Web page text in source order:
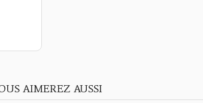
AIMEREZ AUSSI